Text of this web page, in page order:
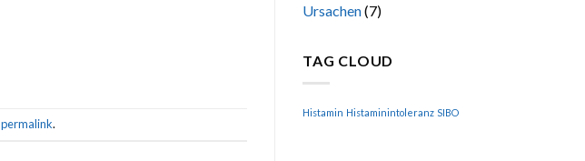
permalink.
Ursachen(7)
TAG CLOUD
Histamin Histaminintoleranz SIBO